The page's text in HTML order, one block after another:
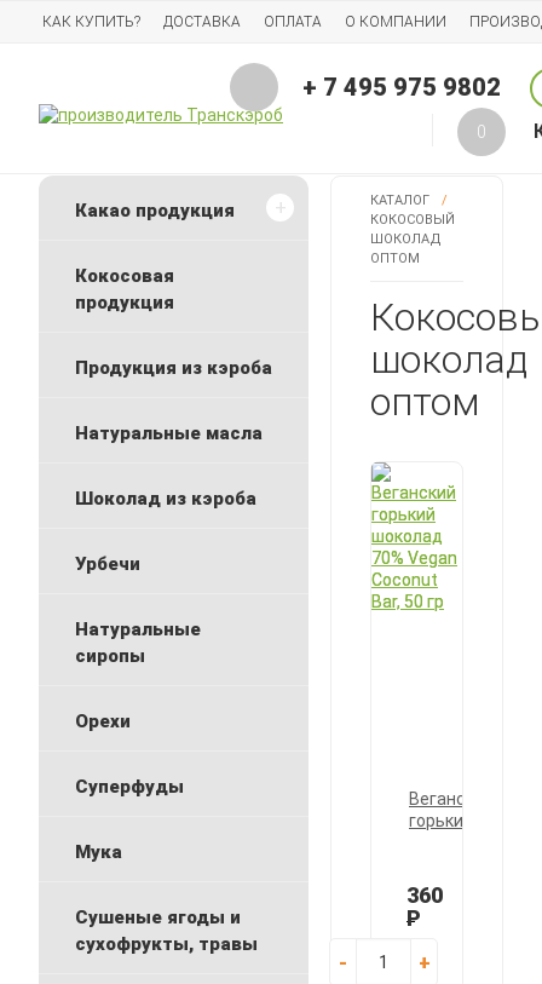
КАК КУПИТЬ? ДОСТАВКА ОПЛАТА О КОМПАНИИ
ПРАЙС-ЛИСТ
+ 7 495 975 9802
0
КАТАЛОГ
/
КОКОСОВЫЙ
ШОКОЛАД
ОПТОМ
шоколад
оптом
Веганский
горький
Vegan
Coconut
Bar,
гр
360
Р
- +
Какао продукция
Кокосовая
продукция
Продукция из кэроба
Натуральные масла
Шоколад из кэроба
Урбечи
Натуральные
сиропы
Орехи
Суперфуды
Мука
Сушеные ягоды и
сухофрукты, травы